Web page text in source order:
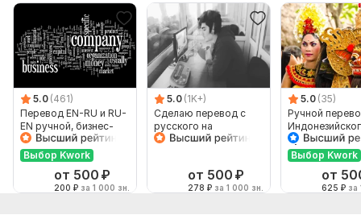
5.0 (461)
Перевод EN-RU и RU-
EN ручной, бизнес-
английский
Выбор Kwork
от 500 ₽
200 ₽ за 1 000 зн.
5.0 (1K+)
Сделаю перевод с
русского на
английский и
от 500 ₽
278 ₽ за 1 000 зн.
5.0 (35)
Ручной
Русский и
Выбор Kwork
от
625 ₽ за